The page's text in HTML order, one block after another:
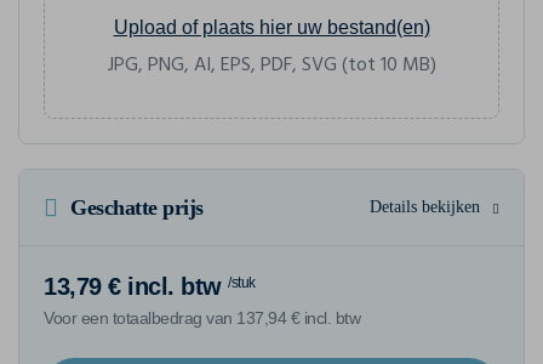
Upload of plaats hier uw bestand(en)
JPG, PNG, AI, EPS, PDF, SVG (tot 10 MB)
Geschatte prijs Details bekijken
13,79 € incl. btw /stuk
Voor een totaalbedrag van 137,94 € incl. btw